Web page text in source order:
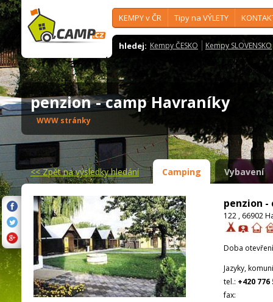
KEMPY v ČR Tipy na VÝLETY
hledej: Kempy ČESKO Kempy SLOVENSKO
penzion - camp Havraníky
WWW stránky
<<Zpět na výsledky hledání Camping Vybavení
penzion -
122 , 66902
Doba
Jazyky,
tel.: +420 776
fax: